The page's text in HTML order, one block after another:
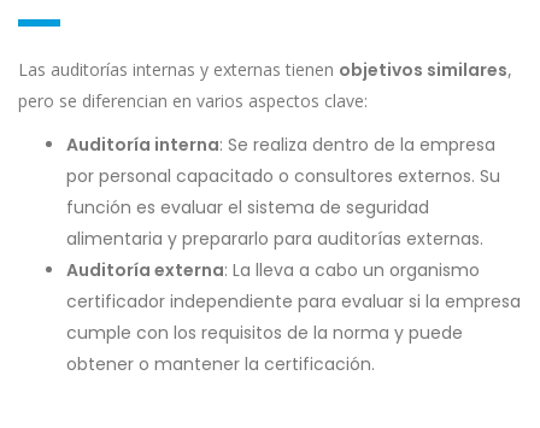
Las auditorías internas y externas tienen objetivos similares,
pero se diferencian en varios aspectos clave:
Auditoría interna: Se realiza dentro de la empresa
por personal capacitado o consultores externos. Su
función es evaluar el sistema de seguridad
alimentaria y prepararlo para auditorías externas.
Auditoría externa: La lleva a cabo un organismo
certificador independiente para evaluar si la empresa
cumple con los requisitos de la norma y puede
obtener o mantener la certificación.